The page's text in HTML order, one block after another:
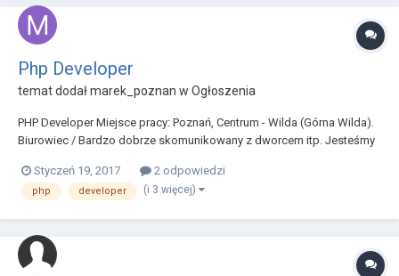
Php Developer
temat dodałmarek_poznan w Ogłoszenia
PHP Developer Miejsce pracy: Poznań, Centrum - Wilda (Górna Wilda).
Biurowiec / Bardzo dobrze skomunikowany z dworcem itp. Jesteśmy
się branży sportowej od popularnych sportów typu fitness, crossfitu,
po sporty drużynowe, czy zajawk...
Styczeń 19, 2017 2 odpowiedzi
php developer (i 3 więcej)